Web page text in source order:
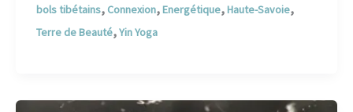
bols tibétains, Connexion,Energétique,Haute-Savoie,
Terre de Beauté,Yin Yoga